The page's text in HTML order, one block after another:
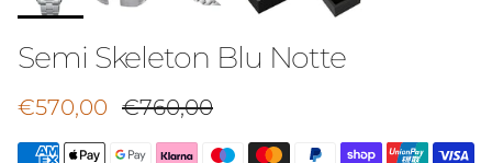
Semi Skeleton Blu Notte
Prezzo di vendita
€570,00 Prezzo normale
€760,00